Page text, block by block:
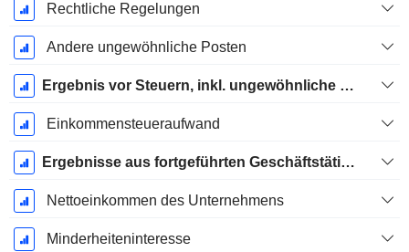
Rechtliche Regelungen
Andere ungewöhnliche Posten
Ergebnis vor Steuern, inkl. ungewöhnliche Posten
Einkommensteueraufwand
Ergebnisse aus fortgeführten Geschäftstätigkeiten
Nettoeinkommen des Unternehmens
Minderheiteninteresse